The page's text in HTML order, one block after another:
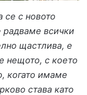
се с новото
всички
щастлива, е
нещото, с което
когато имаме
става като